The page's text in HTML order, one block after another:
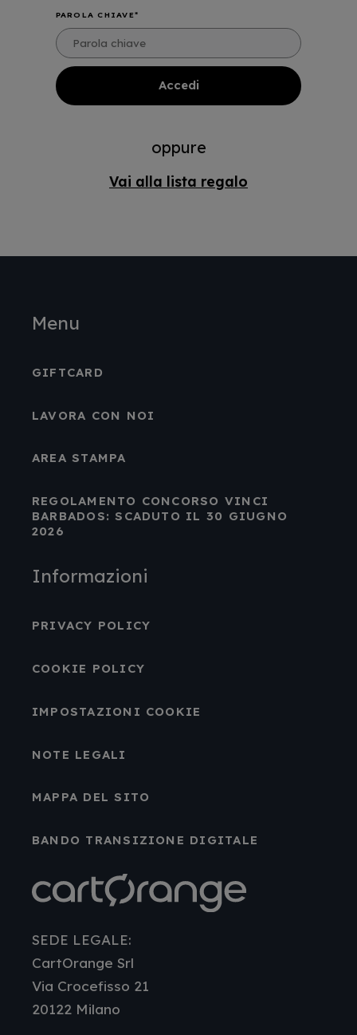
PAROLA CHIAVE
oppure
Vai alla lista regalo
Menu
GIFTCARD
LAVORA CON NOI
AREA STAMPA
REGOLAMENTO CONCORSO VINCI
BARBADOS: SCADUTO IL 30 GIUGNO
2026
Informazioni
PRIVACY POLICY
COOKIE POLICY
IMPOSTAZIONI COOKIE
NOTE LEGALI
MAPPA DEL SITO
BANDO TRANSIZIONE DIGITALE
SEDE LEGALE:
CartOrange Srl
Via Crocefisso 21
20122 Milano